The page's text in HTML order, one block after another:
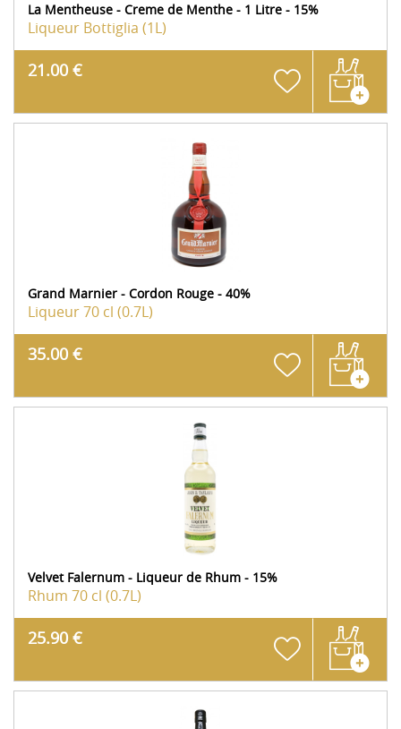
La Mentheuse - Creme de Menthe - 1 Litre - 15%
Liqueur Bottiglia (1L)
21.00 €
Grand Marnier - Cordon Rouge - 40%
Liqueur70 cl (0.7L)
35.00 €
Velvet Falernum - Liqueur de Rhum - 15%
Rhum 70 cl (0.7L)
25.90 €